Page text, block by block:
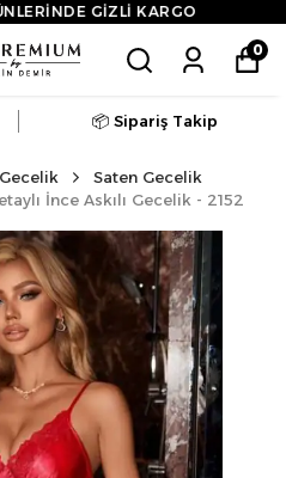
KARGO ÜCRETSİZ
0
📦 Sipariş Takip
Gecelik
Saten Gecelik
İnce Askılı Gecelik - 2152